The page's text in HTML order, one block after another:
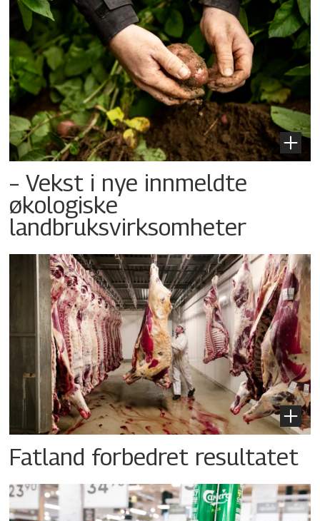
– Vekst i nye innmeldte
økologiske
landbruksvirksomheter
Fatland forbedret resultatet